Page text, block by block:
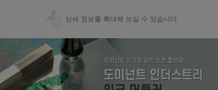
상세 정보를 확대해 보실 수 있습니다